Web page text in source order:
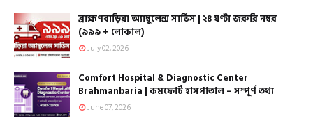
ব্রাহ্মণবাড়িয়া অ্যাম্বুলেন্স সার্ভিস | ২৪ ঘণ্টা জরুরি নম্বর
(৯৯৯ + লোকাল)
July 02, 2026
Comfort Hospital & Diagnostic Center
Brahmanbaria | কমফোর্ট হাসপাতাল – সম্পূর্ণ তথ্য
June 07, 2026